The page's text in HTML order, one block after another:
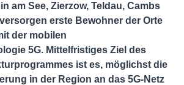
am See, Zierzow, Teldau, Cambs
erste Bewohner der Orte
der mobilen
5G. Mittelfristiges Ziel des
ist es, möglichst die
in der Region an das 5G-Netz